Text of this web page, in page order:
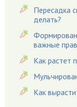
Вредители
Гардения
Гацания
Гвоздики
Георгины
Герань
Гиацинт
Пересадка
делать?
важные
Как растет
Как